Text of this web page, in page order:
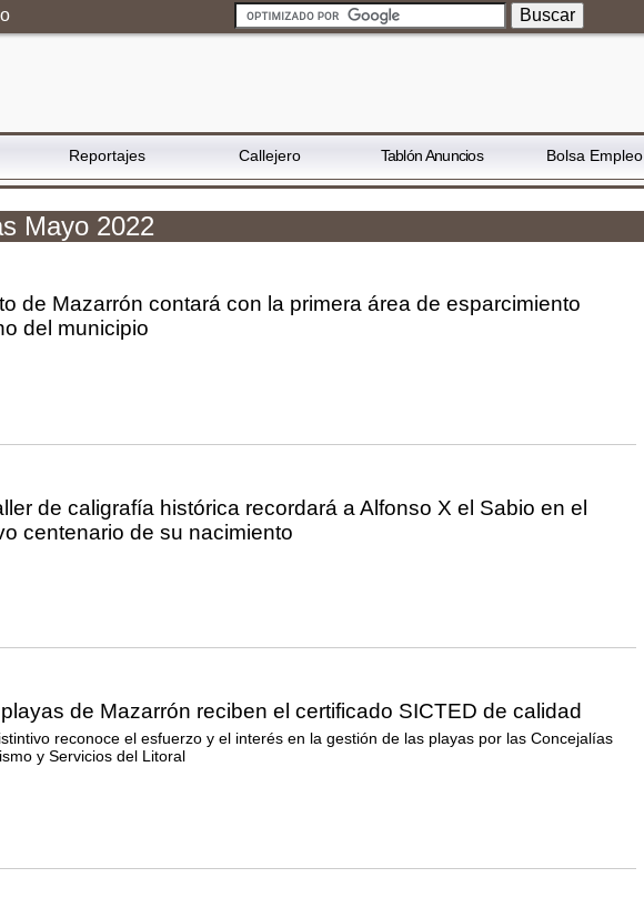
Reportajes Callejero Tablón Anuncios Bolsa Empleo
Mayo 2022
de Mazarrón contará con la primera área de esparcimiento
del municipio
de caligrafía histórica recordará a Alfonso X el Sabio en el
centenario de su nacimiento
de Mazarrón reciben el certificado SICTED de calidad
reconoce el esfuerzo y el interés en la gestión de las playas por las Concejalías
y Servicios del Litoral